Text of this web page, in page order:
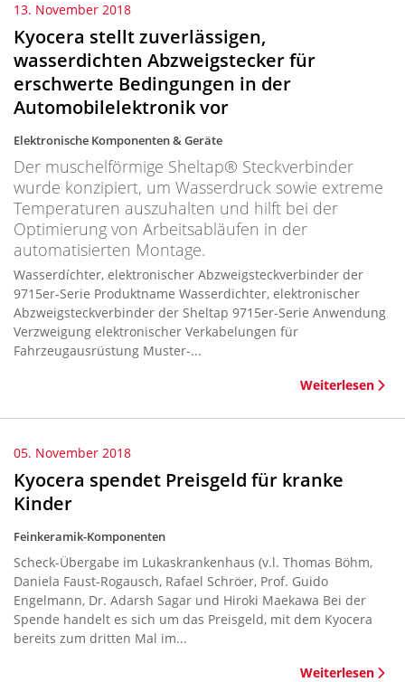
13. November 2018
Kyocera stellt zuverlässigen,
wasserdichten Abzweigstecker für
erschwerte Bedingungen in der
Automobilelektronik vor
Elektronische Komponenten & Geräte
Der muschelförmige Sheltap® Steckverbinder
wurde konzipiert, um Wasserdruck sowie extreme
Temperaturen auszuhalten und hilft bei der
Optimierung von Arbeitsabläufen in der
automatisierten Montage.
Wasserdíchter, elektronischer Abzweigsteckverbinder der
9715er-Serie Produktname Wasserdichter, elektronischer
Abzweigsteckverbinder der Sheltap 9715er-Serie Anwendung
Verzweigung elektronischer Verkabelungen für
Fahrzeugausrüstung Muster-...
Weiterlesen
05. November 2018
Kyocera spendet Preisgeld für kranke
Kinder
Feinkeramik-Komponenten
Scheck-Übergabe im Lukaskrankenhaus (v.l. Thomas Böhm,
Daniela Faust-Rogausch, Rafael Schröer, Prof. Guido
Engelmann, Dr. Adarsh Sagar und Hiroki Maekawa Bei der
Spende handelt es sich um das Preisgeld, mit dem Kyocera
bereits zum dritten Mal im...
Weiterlesen